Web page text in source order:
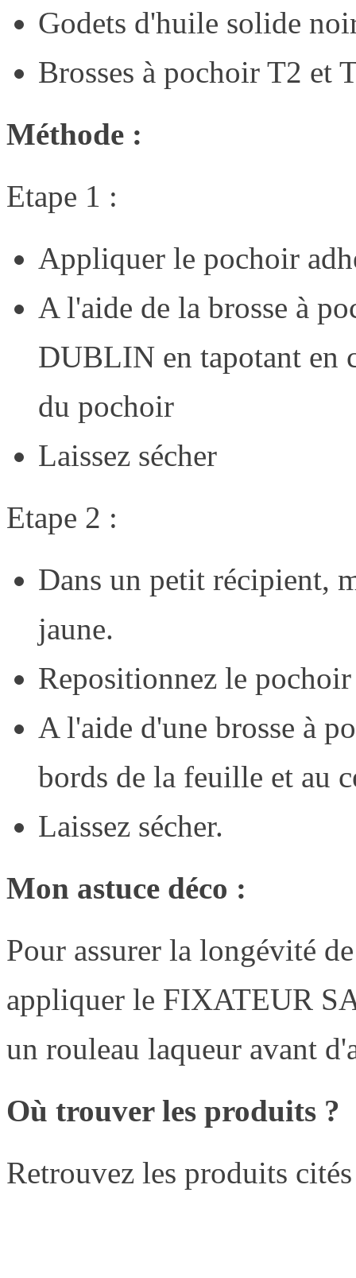
Godets d'huile solide
Brosses à pochoir T2
Méthode :
Etape 1 :
Appliquer le pochoir
A l'aide de la brosse à
DUBLIN en tapotant en
du pochoir
Laissez sécher
Etape 2 :
Dans un petit récipient,
jaune.
Repositionnez le
A l'aide d'une brosse à
bords de la feuille et au
Laissez sécher.
Mon astuce déco :
Pour assurer la longévité
appliquer le FIXATEUR
un rouleau laqueur avant
Où trouver les produits ?
Retrouvez les produits